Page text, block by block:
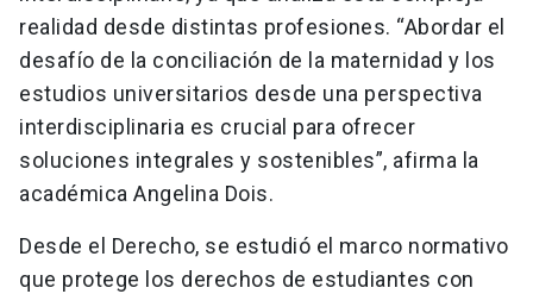
realidad desde distintas profesiones. “Abordar el
desafío de la conciliación de la maternidad y los
estudios universitarios desde una perspectiva
interdisciplinaria es crucial para ofrecer
soluciones integrales y sostenibles”, afirma la
académica Angelina Dois.
Desde el Derecho, se estudió el marco normativo
que protege los derechos de estudiantes con